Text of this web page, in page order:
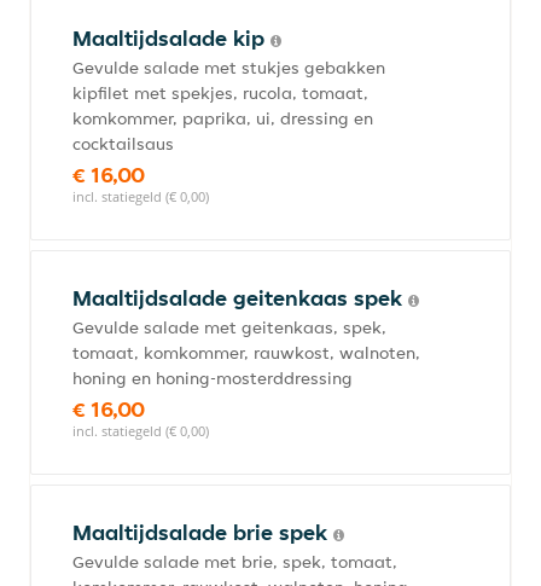
Maaltijdsalade kip
Gevulde salade met stukjes gebakken
kipfilet met spekjes, rucola, tomaat,
komkommer, paprika, ui, dressing en
cocktailsaus
€ 16,00
incl. statiegeld (€ 0,00)
Maaltijdsalade geitenkaas spek
Gevulde salade met geitenkaas, spek,
tomaat, komkommer, rauwkost, walnoten,
honing en honing-mosterddressing
€ 16,00
incl. statiegeld (€ 0,00)
Maaltijdsalade brie spek
Gevulde salade met brie, spek, tomaat,